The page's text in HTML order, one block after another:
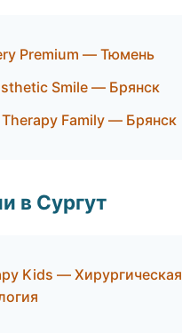
Premium — Тюмень
Smile — Брянск
Family — Брянск
в Сургут
Kids — Хирургическая